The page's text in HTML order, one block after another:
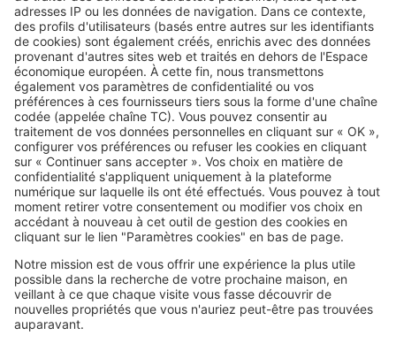
Image
Régions
Pouvoir d'achat immobilier dans le
Bas-Rhin : combien de mètres
carrés pouvez-vous acheter avec
250 000 € ?
SeLoger c'est aussi